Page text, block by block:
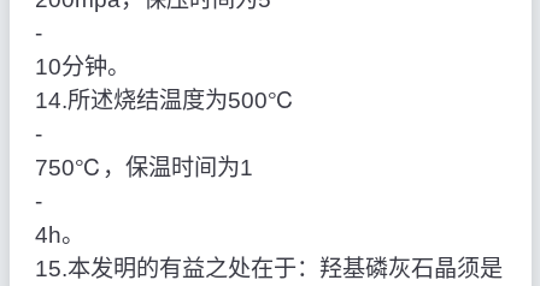
‑
10分钟。
14.所述烧结温度为500℃
‑
750℃，保温时间为1
‑
4h。
15.本发明的有益之处在于：羟基磷灰石晶须是